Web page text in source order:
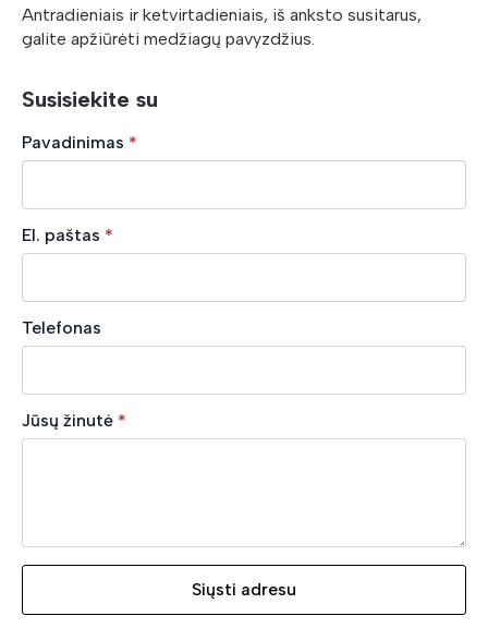
Antradieniais ir ketvirtadieniais, iš anksto susitarus,
galite apžiūrėti medžiagų pavyzdžius.
Susisiekite su
Pavadinimas *
El. paštas *
Telefonas
Jūsų žinutė *
Siųsti adresu